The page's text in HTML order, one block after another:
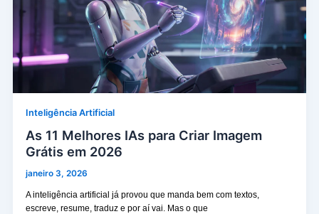
Inteligência Artificial
As 11 Melhores IAs para Criar Imagem
Grátis em 2026
janeiro 3, 2026
A inteligência artificial já provou que manda bem com textos,
escreve, resume, traduz e por aí vai. Mas o que